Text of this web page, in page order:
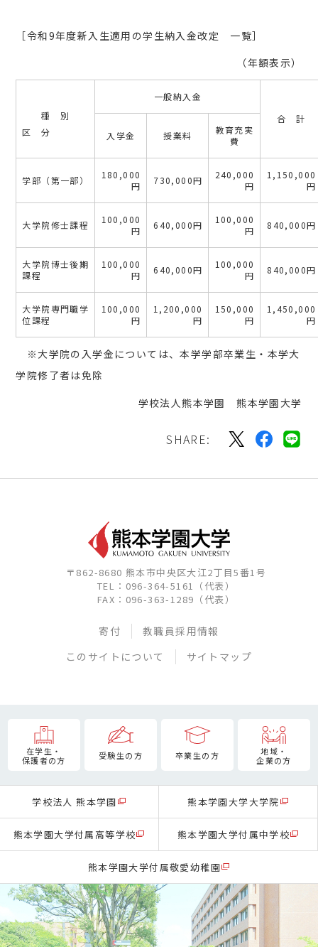
［令和9年度新入生適用の学生納入金改定 一覧］
（年額表示）
種 別
区 分
一般納入金
合 計
入学金
授業料
教育充実
費
学部（第一部）
180,000
円
730,000円
240,000
円
1,150,000
円
大学院修士課程
100,000
円
640,000円
100,000
円
840,000円
大学院博士後期
課程
100,000
円
640,000円
100,000
円
840,000円
大学院専門職学
位課程
100,000
円
1,200,000
円
150,000
円
1,450,000
円
※大学院の入学金については、本学学部卒業生・本学大
学院修了者は免除
学校法人熊本学園 熊本学園大学
SHARE:
〒862-8680 熊本市中央区大江2丁目5番1号
TEL：096-364-5161（代表）
FAX：096-363-1289（代表）
寄付
教職員採用情報
このサイトについて
サイトマップ
在学生・
保護者の方
受験生の方 卒業生の方
地域・
企業の方
学校法人 熊本学園 熊本学園大学大学院
熊本学園大学付属高等学校 熊本学園大学付属中学校
熊本学園大学付属敬愛幼稚園